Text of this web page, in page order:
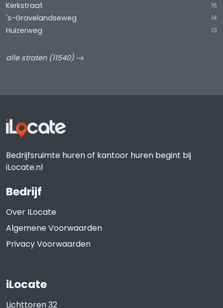
Kerkstraat 16
's-Gravelandseweg 14
Huizerweg 13
alle straten (11540)
Bedrijfsruimte huren of kantoor huren begint bij
iLocate.nl
Bedrijf
Over ILocate
Algemene Voorwaarden
Privacy Voorwaarden
iLocate
Lichttoren 32